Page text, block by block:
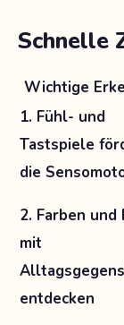
Schnelle
Wichtige
1. Fühl- und
Tastspiele
die
2. Farben und
mit
entdecken